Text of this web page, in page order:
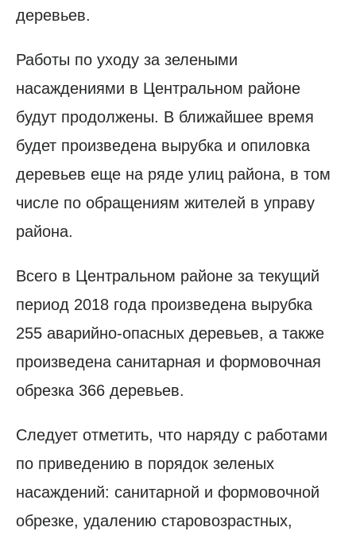
деревьев.
Работы по уходу за зелеными
насаждениями в Центральном районе
будут продолжены. В ближайшее время
будет произведена вырубка и опиловка
деревьев еще на ряде улиц района, в том
числе по обращениям жителей в управу
района.
Всего в Центральном районе за текущий
период 2018 года произведена вырубка
255 аварийно-опасных деревьев, а также
произведена санитарная и формовочная
обрезка 366 деревьев.
Следует отметить, что наряду с работами
по приведению в порядок зеленых
насаждений: санитарной и формовочной
обрезке, удалению старовозрастных,